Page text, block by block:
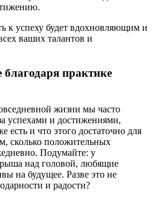
к успеху будет вдохновляющим и
ваших талантов и
благодаря практике
жизни мы часто
успехами и достижениями,
есть и что этого достаточно для
сколько положительных
Подумайте: у
над головой, любящие
на будущее. Разве это не
и радости?